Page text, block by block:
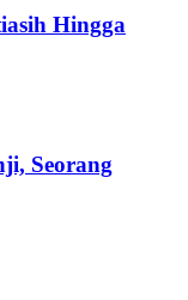
Hingga
Seorang